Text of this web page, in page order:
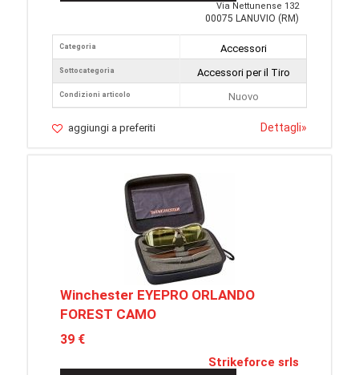
Via Nettunense 132
00075 LANUVIO (RM)
Categoria
Sottocategoria
Condizioni articolo
Accessori
Accessori per il Tiro
Nuovo
aggiungi a preferiti Dettagli»
Winchester EYEPRO ORLANDO
FOREST CAMO
39 €
Strikeforce srls